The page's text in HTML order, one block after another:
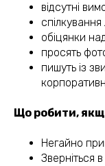
відсутні
обіцянки
просять
пишуть із
Що робити,
Негайно
Зверніться